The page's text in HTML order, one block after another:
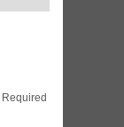
Required